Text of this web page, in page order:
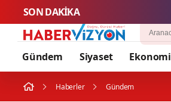
SON DAKİKA
Gündem Siyaset Ekonomi
Haberler Gündem